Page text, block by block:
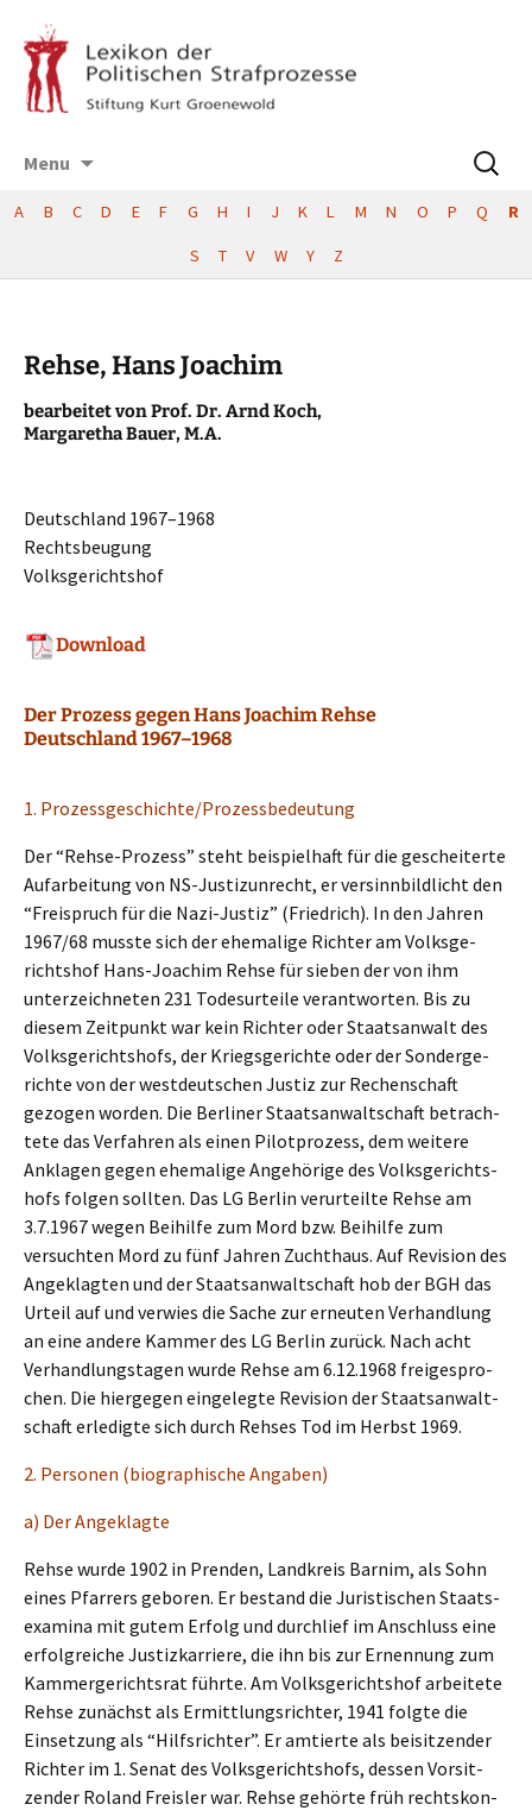
Menu
content
Suchen
nach:
A B C D E F G H I J K L M N O P Q R
S T V W Y Z
Rehse, Hans Joachim
bearbei­tet von Prof. Dr. Arnd Koch,
Marga­re­tha Bauer, M.A.
Deutsch­land 1967–1968
Rechtsbeugung
Volksgerichtshof
Download
Der Prozess gegen Hans Joachim Rehse
Deutschland 1967–1968
1. Prozessgeschichte/Prozessbedeutung
Der “Rehse-Prozess” steht beispiel­haft für die geschei­ter­te
Aufar­bei­tung von NS-Justiz­un­recht, er versinn­bild­licht den
“Freispruch für die Nazi-Justiz” (Fried­rich). In den Jahren
1967/68 musste sich der ehema­li­ge Richter am Volks­ge­
richts­hof Hans-Joachim Rehse für sieben der von ihm
unter­zeich­ne­ten 231 Todes­ur­tei­le verant­wor­ten. Bis zu
diesem Zeitpunkt war kein Richter oder Staats­an­walt des
Volks­ge­richts­hofs, der Kriegs­ge­rich­te oder der Sonder­ge­
rich­te von der westdeut­schen Justiz zur Rechen­schaft
gezogen worden. Die Berli­ner Staats­an­walt­schaft betrach­
te­te das Verfah­ren als einen Pilot­pro­zess, dem weite­re
Ankla­gen gegen ehema­li­ge Angehö­ri­ge des Volks­ge­richts­
hofs folgen sollten. Das LG Berlin verur­teil­te Rehse am
3.7.1967 wegen Beihil­fe zum Mord bzw. Beihil­fe zum
versuch­ten Mord zu fünf Jahren Zucht­haus. Auf Revisi­on des
Angeklag­ten und der Staats­an­walt­schaft hob der BGH das
Urteil auf und verwies die Sache zur erneu­ten Verhand­lung
an eine andere Kammer des LG Berlin zurück. Nach acht
Verhand­lungs­ta­gen wurde Rehse am 6.12.1968 freige­spro­
chen. Die hierge­gen einge­leg­te Revisi­on der Staats­an­walt­
schaft erledig­te sich durch Rehses Tod im Herbst 1969.
2. Perso­nen (biogra­phi­sche Angaben)
a) Der Angeklagte
Rehse wurde 1902 in Prenden, Landkreis Barnim, als Sohn
eines Pfarrers geboren. Er bestand die Juris­ti­schen Staats­
exami­na mit gutem Erfolg und durch­lief im Anschluss eine
erfolg­rei­che Justiz­kar­rie­re, die ihn bis zur Ernen­nung zum
Kammer­ge­richts­rat führte. Am Volks­ge­richts­hof arbei­te­te
Rehse zunächst als Ermitt­lungs­rich­ter, 1941 folgte die
Einset­zung als “Hilfs­rich­ter”. Er amtier­te als beisit­zen­der
Richter im 1. Senat des Volks­ge­richts­hofs, dessen Vorsit­
zen­der Roland Freis­ler war. Rehse gehör­te früh rechts­kon­